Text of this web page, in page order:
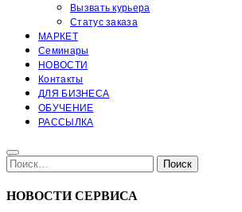
Вызвать курьера
Статус заказа
МАРКЕТ
Семинары
НОВОСТИ
Контакты
ДЛЯ БИЗНЕСА
ОБУЧЕНИЕ
РАССЫЛКА
Поиск:
Поиск
НОВОСТИ СЕРВИСА